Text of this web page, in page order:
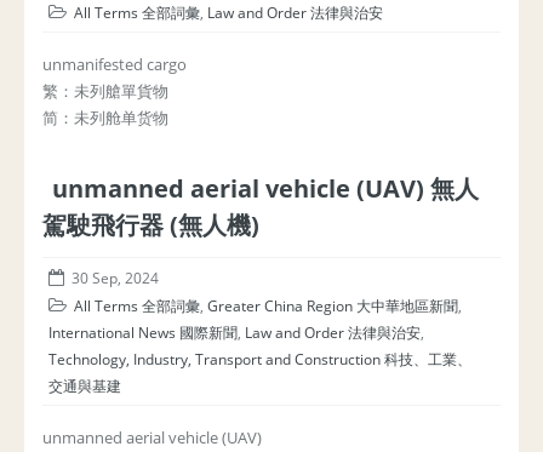
All Terms 全部詞彙, Law and Order 法律與治安
unmanifested cargo
繁：未列艙單貨物
简：未列舱单货物
unmanned aerial vehicle (UAV) 無人
駕駛飛行器 (無人機)
30 Sep, 2024
All Terms 全部詞彙, Greater China Region 大中華地區新聞,
International News 國際新聞, Law and Order 法律與治安,
Technology, Industry, Transport and Construction 科技、工業、
交通與基建
unmanned aerial vehicle (UAV)